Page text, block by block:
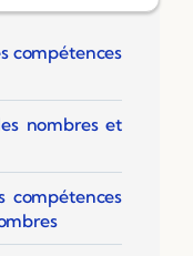
compétences
nombres et
compétences